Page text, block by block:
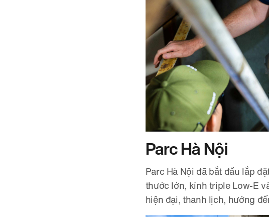
Parc Hà Nội
Parc Hà Nội đã bắt đầu lắp
thước lớn, kính triple Low-E
hiện đại, thanh lịch, hướng